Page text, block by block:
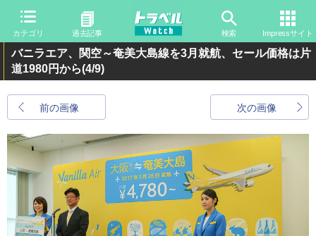
カテゴリ 過去記事 検索 Impressサイト
バニラエア、関空～奄美大島線を3月就航、セール価格は片
道1980円から(4/9)
前の画像 次の画像